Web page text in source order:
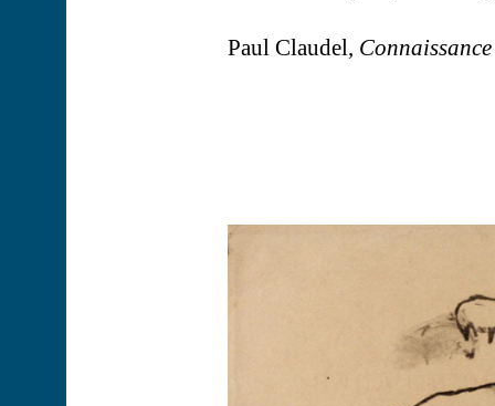
Paul Claudel,